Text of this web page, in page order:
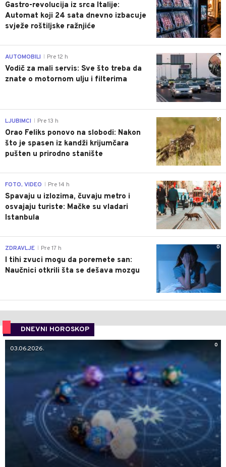
Gastro-revolucija iz srca Italije:
Automat koji 24 sata dnevno izbacuje
svježe roštiljske ražnjiće
0
AUTOMOBILI Pre 12 h
Vodič za mali servis: Sve što treba da
znate o motornom ulju i filterima
0
LJUBIMCI Pre 13 h
Orao Feliks ponovo na slobodi: Nakon
što je spasen iz kandži krijumčara
pušten u prirodno stanište
0
FOTO, VIDEO Pre 14 h
Spavaju u izlozima, čuvaju metro i
osvajaju turiste: Mačke su vladari
Istanbula
0
ZDRAVLJE Pre 17 h
I tihi zvuci mogu da poremete san:
Naučnici otkrili šta se dešava mozgu
DNEVNI HOROSKOP
0
03.06.2026.